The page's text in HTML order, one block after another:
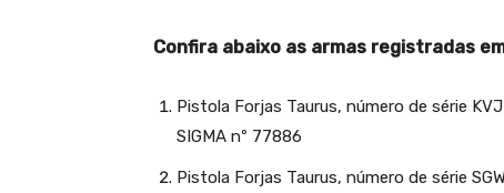
Confira abaixo as armas registradas
Pistola Forjas Taurus, número de série
SIGMA nº 77886
Pistola Forjas Taurus, número de série